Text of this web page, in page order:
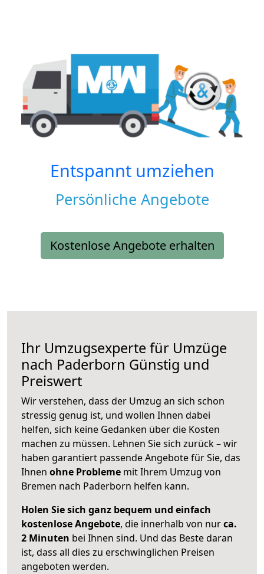
Entspannt umziehen
Persönliche Angebote
Kostenlose Angebote erhalten
Ihr Umzugsexperte für Umzüge
nach Paderborn Günstig und
Preiswert
Wir verstehen, dass der Umzug an sich schon
stressig genug ist, und wollen Ihnen dabei
helfen, sich keine Gedanken über die Kosten
machen zu müssen. Lehnen Sie sich zurück – wir
haben garantiert passende Angebote für Sie, das
Ihnen ohne Probleme mit Ihrem Umzug von
Bremen nach Paderborn helfen kann.
Holen Sie sich ganz bequem und einfach
kostenlose Angebote, die innerhalb von nurca.
2 Minuten bei Ihnen sind. Und das Beste daran
ist, dass all dies zu erschwinglichen Preisen
angeboten werden.